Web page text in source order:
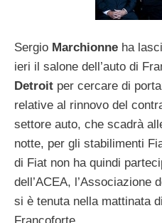
Sergio Marchionne ha
ieri il salone dell’auto di
Detroit per cercare di
relative al rinnovo del
settore auto, che scadrà
notte, per gli stabilimenti
di Fiat non ha quindi
dell’ACEA, l’Associazione
si è tenuta nella mattinata